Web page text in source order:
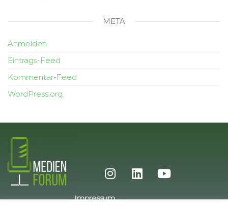
META
Anmelden
Eintrags-Feed
Kommentar-Feed
WordPress.org
Impressum